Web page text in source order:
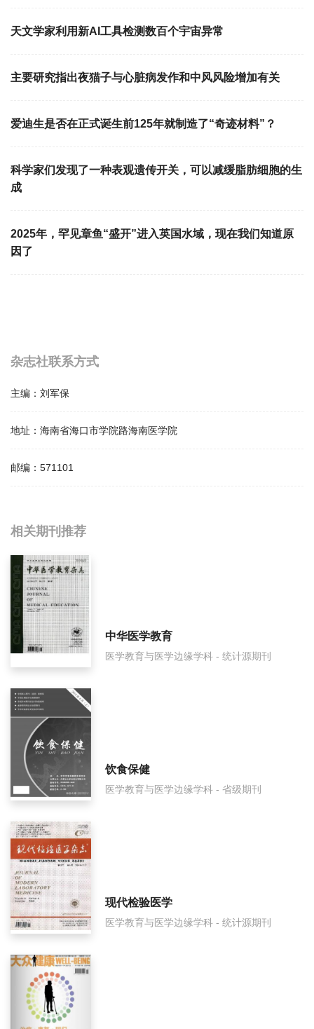
天文学家利用新AI工具检测数百个宇宙异常
主要研究指出夜猫子与心脏病发作和中风风险增加有关
爱迪生是否在正式诞生前125年就制造了“奇迹材料”？
科学家们发现了一种表观遗传开关，可以减缓脂肪细胞的生
成
2025年，罕见章鱼“盛开”进入英国水域，现在我们知道原
因了
杂志社联系方式
主编： 刘军保
地址： 海南省海口市学院路海南医学院
邮编： 571101
相关提问
海南医学院学报影响因子是多少？
海南医学院学报怎么样？
海南医学院学报面费如何收取？
海南医学院学报是什么级别刊物？
海南医学院学报审稿要多久？
海南医学院学报是国家级期刊吗？
相关期刊推荐
中华医学教育
医学教育与医学边缘学科 - 统计源期刊
饮食保健
医学教育与医学边缘学科 - 省级期刊
现代检验医学
医学教育与医学边缘学科 - 统计源期刊